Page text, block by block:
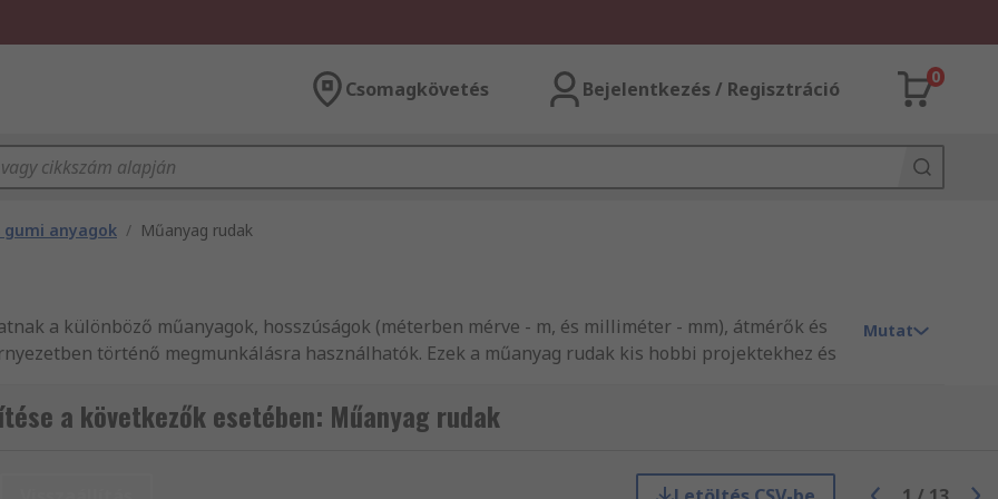
Csomagkövetés Bejelentkezés / Regisztráció
0
gumi anyagok / Műanyag rudak
a különböző műanyagok, hosszúságok (méterben mérve - m, és milliméter - mm), átmérők és
történő megmunkálásra használhatók. Ezek a műanyag rudak kis hobbi projektekhez és
a tartósságot a végső alkalmazás során.
rúd ipari célú használata során, ahol hosszan tartó használat vagy nyílt láng-csere történik.
Mutat
a következők esetében: Műanyag rudak